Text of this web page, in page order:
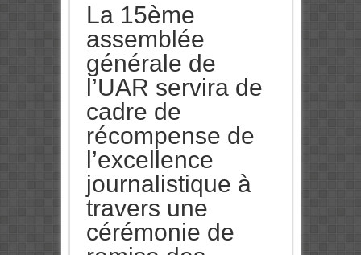
La 15ème
assemblée
générale de
l’UAR servira de
cadre de
récompense de
l’excellence
journalistique à
travers une
cérémonie de